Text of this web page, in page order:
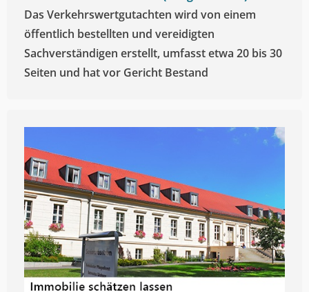
Das Verkehrswertgutachten wird von einem
öffentlich bestellten und vereidigten
Sachverständigen erstellt, umfasst etwa 20 bis 30
Seiten und hat vor Gericht Bestand